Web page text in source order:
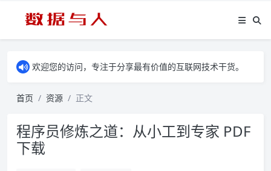
欢迎您的访问，专注于分享最有价值的互联网技术干货。
首页 资源 正文
程序员修炼之道：从小工到专家 PDF
下载